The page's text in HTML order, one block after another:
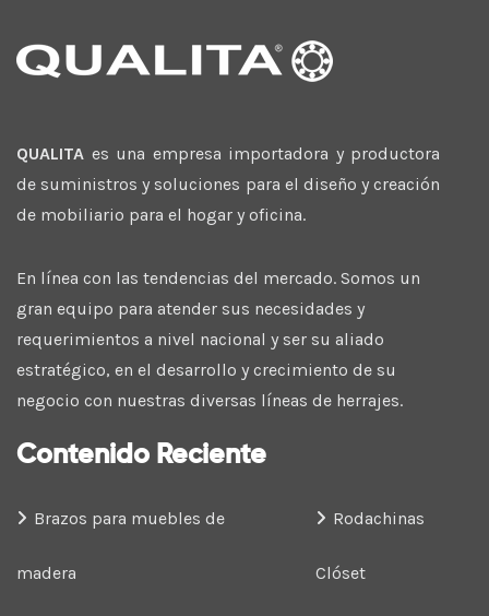
QUALITA es una empresa importadora y productora
de suministros y soluciones para el diseño y creación
de mobiliario para el hogar y oficina.
En línea con las tendencias del mercado. Somos un
gran equipo para atender sus necesidades y
requerimientos a nivel nacional y ser su aliado
estratégico, en el desarrollo y crecimiento de su
negocio con nuestras diversas líneas de herrajes.
Contenido Reciente
Brazos para muebles de
madera
Rodachinas
Clóset